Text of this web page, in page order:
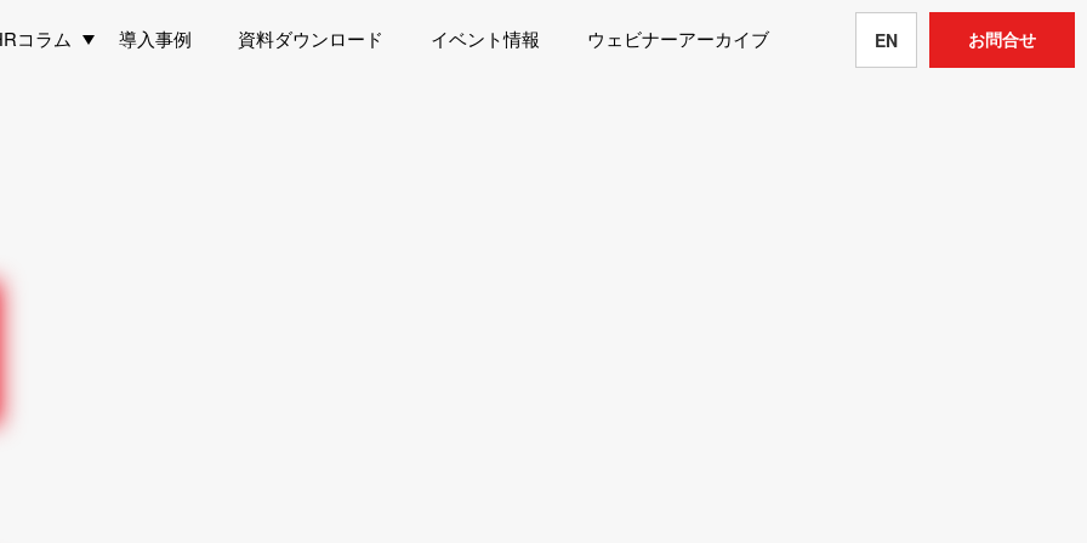
コラム 導入事例 資料ダウンロード イベント情報 ウェビナーアーカイブ EN お問合せ